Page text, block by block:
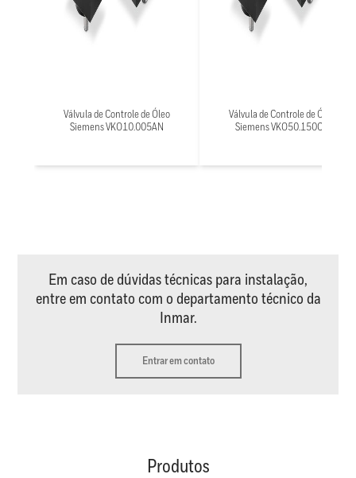
Válvula de Controle de Óleo
Siemens VKO10.005AN
Válvula de Controle de Óleo
Siemens VKO50.150CN
Em caso de dúvidas técnicas para instalação,
entre em contato com o departamento técnico da
Inmar.
Entrar em contato
Produtos